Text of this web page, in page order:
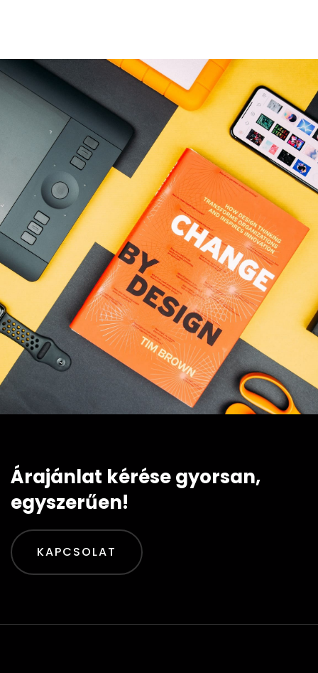
Árajánlat kérése gyorsan,
egyszerűen!
KAPCSOLAT